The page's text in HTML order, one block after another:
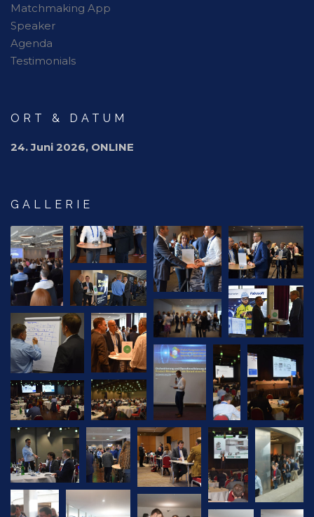
Matchmaking App
Speaker
Agenda
Testimonials
ORT & DATUM
24. Juni 2026, ONLINE
GALLERIE